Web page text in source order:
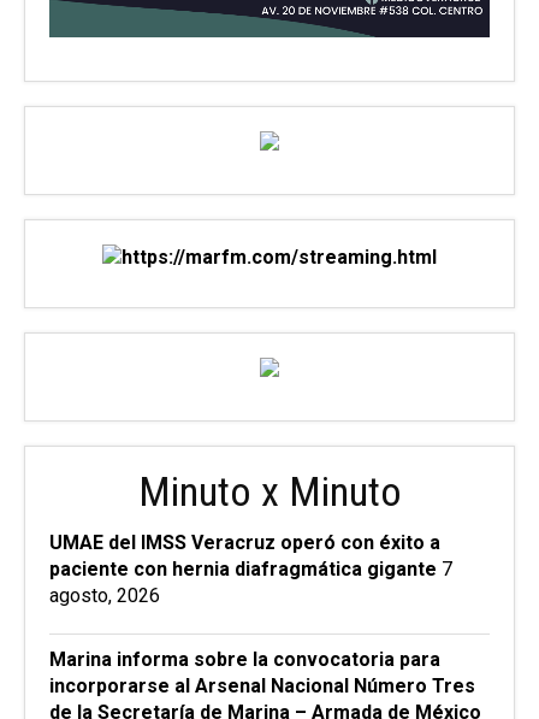
Minuto x Minuto
UMAE del IMSS Veracruz operó con éxito a
paciente con hernia diafragmática gigante 7
agosto, 2026
Marina informa sobre la convocatoria para
incorporarse al Arsenal Nacional Número Tres
de la Secretaría de Marina – Armada de México